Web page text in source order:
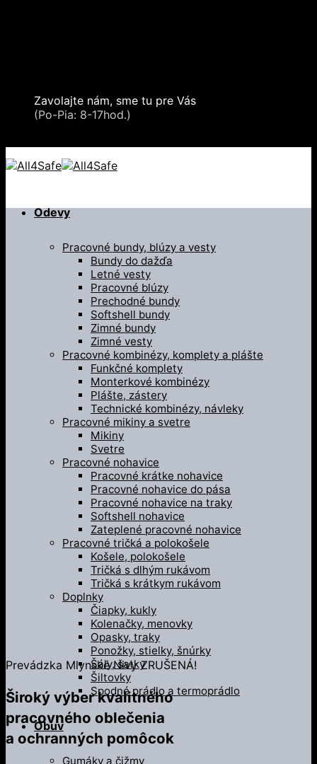
Zavolajte nám, sme tu pre Vás
(Po-Pia: 8-17hod.)
Odevy
Pracovné bundy, blúzy a vesty
Bundy do dažďa
Letné vesty
Pracovné blúzy
Prechodné bundy
Softshell bundy
Zimné bundy
Zimné vesty
Pracovné kombinézy, komplety a plášte
Funkčné komplety
Monterkové kombinézy
Plášte, zástery
Technické kombinézy, návleky
Pracovné mikiny a svetre
Mikiny
Svetre
Pracovné nohavice
Pracovné krátke nohavice
Pracovné nohavice do pása
Pracovné nohavice na traky
Softshell nohavice
Zateplené pracovné nohavice
Pracovné tričká a polokošele
Košele, polokošele
Tričká s dlhým rukávom
Tričká s krátkym rukávom
Doplnky
Čiapky, kukly
Kolenačky, menovky
Opasky, traky
Ponožky, stielky, šnúrky
Šály, šatky
Šiltovky
Spodné prádlo a termoprádlo
Obuv
Gumáky a čižmy
Prevádzka Mlynské Nivy ZRUŠENÁ!
Široký výber kvalitného
pracovného oblečenia
a ochranných pomôcok